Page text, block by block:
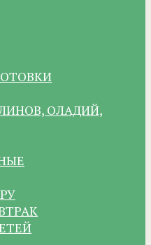
ОЛАДИЙ,